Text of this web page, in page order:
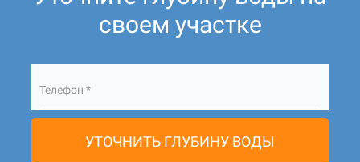
своем участке
Телефон *
УТОЧНИТЬ ГЛУБИНУ ВОДЫ